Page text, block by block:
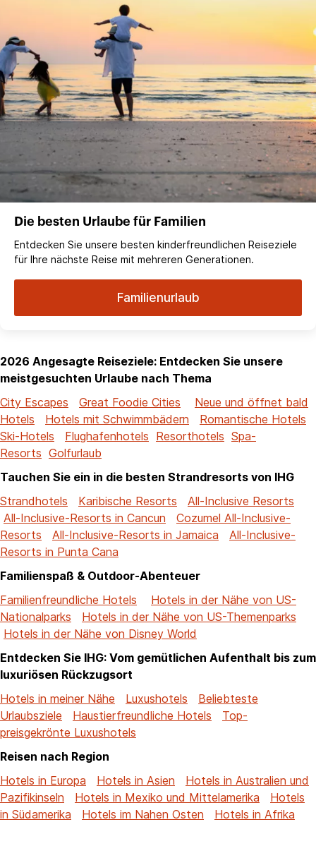
Die besten Urlaube für Familien
Entdecken Sie unsere besten kinderfreundlichen Reiseziele
für Ihre nächste Reise mit mehreren Generationen.
Familienurlaub
2026 Angesagte Reiseziele: Entdecken Sie unsere
meistgesuchten Urlaube nach Thema
City Escapes
Great Foodie Cities
Neue und öffnet bald
Hotels
Hotels mit Schwimmbädern
Romantische Hotels
Ski-Hotels
Flughafenhotels Resorthotels Spa-
Resorts Golfurlaub
Tauchen Sie ein in die besten Strandresorts von IHG
Strandhotels
Karibische Resorts
All-Inclusive Resorts
All-Inclusive-Resorts in Cancun
Cozumel All-Inclusive-
Resorts
All-Inclusive-Resorts in Jamaica
All-Inclusive-
Resorts in Punta Cana
Familienspaß & Outdoor-Abenteuer
Familienfreundliche Hotels
Hotels in der Nähe von US-
Nationalparks
Hotels in der Nähe von US-Themenparks
Hotels in der Nähe von Disney World
Entdecken Sie IHG: Vom gemütlichen Aufenthalt bis zum
luxuriösen Rückzugsort
Hotels in meiner Nähe
Luxushotels
Beliebteste
Urlaubsziele
Haustierfreundliche Hotels
Top-
preisgekrönte Luxushotels
Reisen nach Region
Hotels in Europa
Hotels in Asien
Hotels in Australien und
Pazifikinseln
Hotels in Mexiko und Mittelamerika
Hotels
in Südamerika
Hotels im Nahen Osten Hotels in Afrika